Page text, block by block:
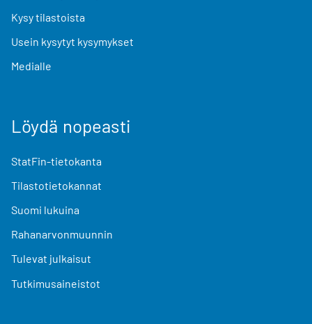
Kysy tilastoista
Usein kysytyt kysymykset
Medialle
Löydä nopeasti
StatFin-tietokanta
Tilastotietokannat
Suomi lukuina
Rahanarvonmuunnin
Tulevat julkaisut
Tutkimusaineistot